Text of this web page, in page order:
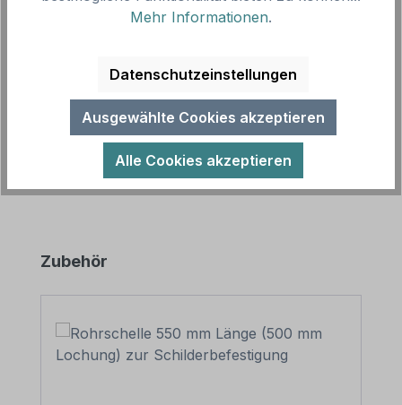
Parkplatzschild Nur für max. 2 Stunden - mit
zweizeiligem Text - Verkehrsschild. Mit
Parkplatzschildern weisen Sie gezielt B…Mehr
Produktgalerie überspringen
Zubehör
Mehr Informationen.
Datenschutzeinstellungen
Ausgewählte Cookies akzeptieren
Alle Cookies akzeptieren